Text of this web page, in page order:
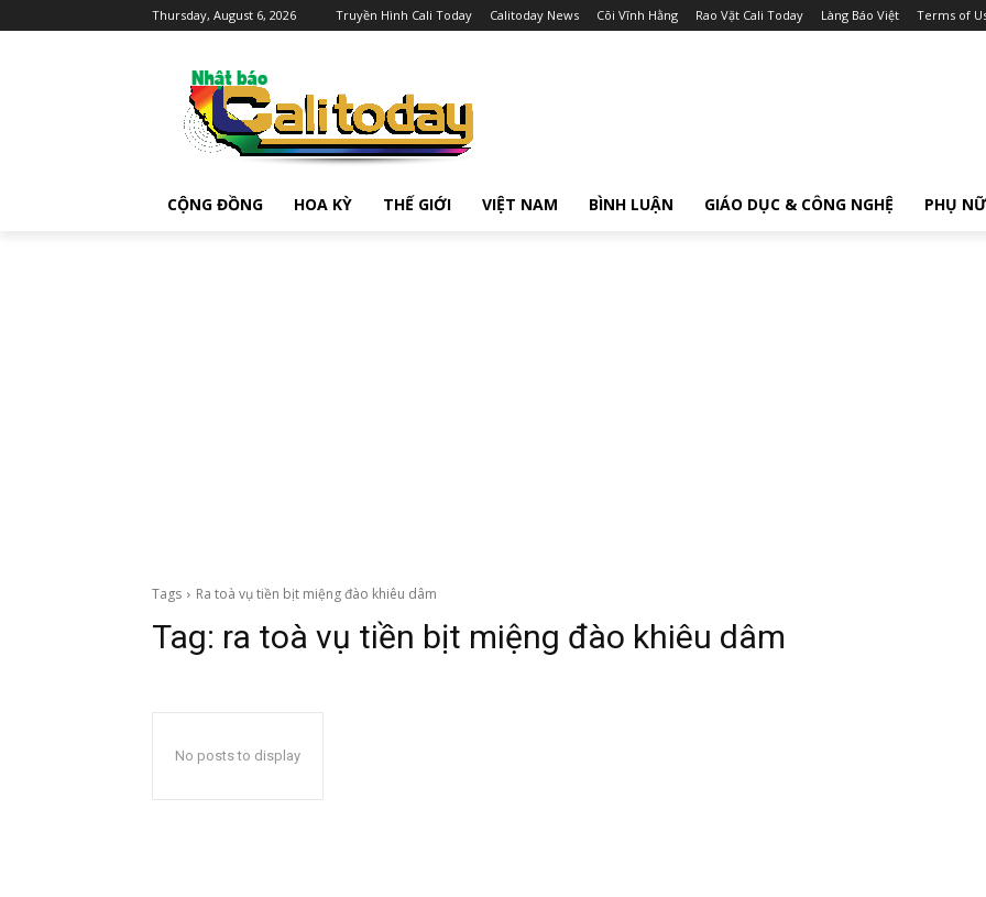
Thursday, August 6, 2026 Truyền Hình Cali Today Calitoday News Cõi Vĩnh Hằng Rao Vặt Cali Today Làng Báo Việt Terms of
CỘNG ĐỒNG HOA KỲ THẾ GIỚI VIỆT NAM BÌNH LUẬN GIÁO DỤC & CÔNG NGHỆ PHỤ NỮ
Tags Ra toà vụ tiền bịt miệng đào khiêu dâm
Tag: ra toà vụ tiền bịt miệng đào khiêu dâm
No posts to display